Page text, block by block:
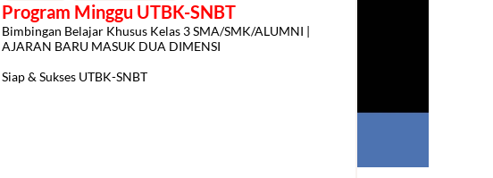
Program Minggu UTBK-SNBT
Bimbingan Belajar Khusus Kelas 3 SMA/SMK/ALUMNI |
AJARAN BARU MASUK DUA DIMENSI
Siap & Sukses UTBK-SNBT